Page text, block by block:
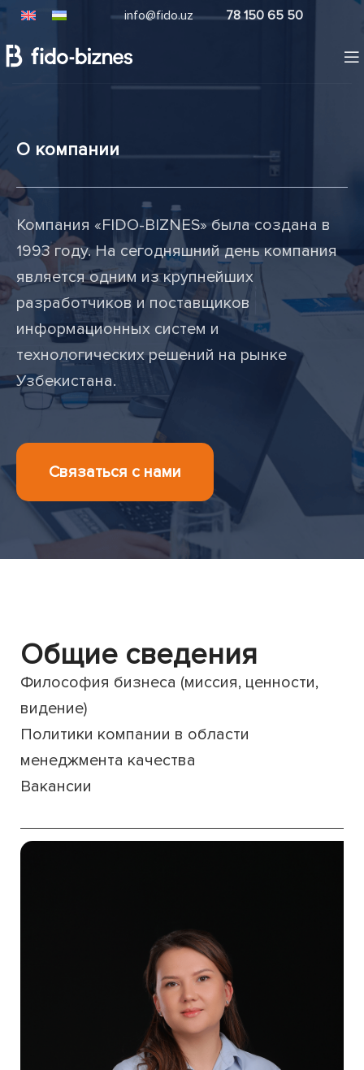
info@fido.uz 78 150 65 50
О компании
Компания «FIDO-BIZNES» была создана в
1993 году. На сегодняшний день компания
является одним из крупнейших
разработчиков и поставщиков
информационных систем и
технологических решений на рынке
Узбекистана.
Связаться с нами
Общие сведения
Философия бизнеса (миссия, ценности,
видение)
Политики компании в области
менеджмента качества
Вакансии